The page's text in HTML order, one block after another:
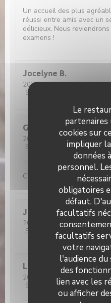
Le
cookies sur
impliquer
données
personnel.
obligatoires
défaut.
facultatifs
facultatifs
votre
l'audience
des
lien avec les
ou afficher
Un accueil des plus
réussi entre amis avec un
délicieux. Nous
examens !
Jocelyne B
2026-05-27- 12:30 -
Service
Gérard
2026-05-26
- 12:30 -
Service
Ambiance:5 /5
C'est beau de voir nos
Jean René D
2026-05-26- 12:30 -
Service
/5 Ambiance
Lucrece
2026-05-28 - 12:30 -
Service
/5 Ambiance:2/5